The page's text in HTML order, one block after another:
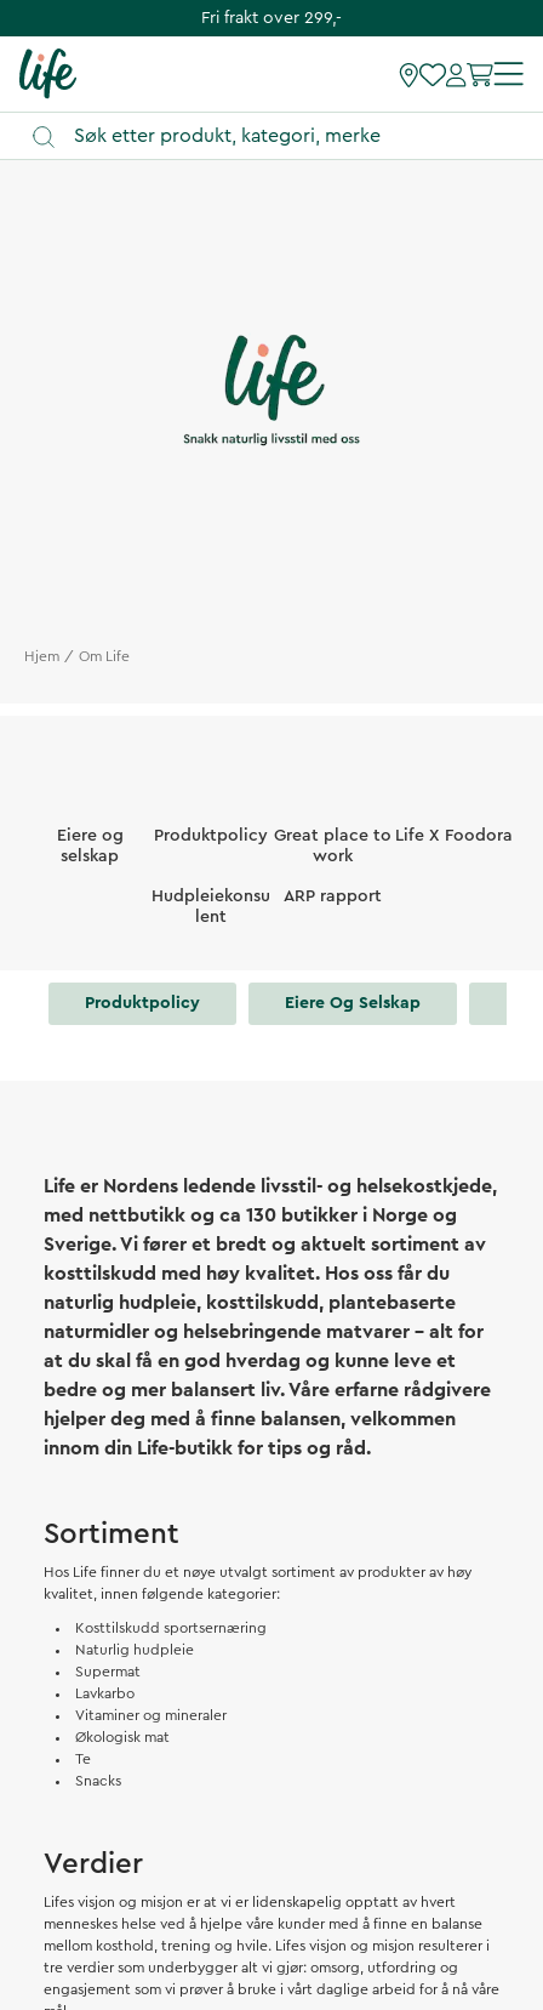
Fri frakt over 299,-
Hjem Om Life
Eiere og
selskap
Produktpolicy Great place to
work
Life X Foodora
Hudpleiekonsu
lent
ARP rapport
Produktpolicy Eiere Og Selskap
Life er Nordens ledende livsstil- og helsekostkjede,
med nettbutikk og ca 130 butikker i Norge og
Sverige. Vi fører et bredt og aktuelt sortiment av
kosttilskudd med høy kvalitet. Hos oss får du
naturlig hudpleie, kosttilskudd, plantebaserte
naturmidler og helsebringende matvarer – alt for
at du skal få en god hverdag og kunne leve et
bedre og mer balansert liv. Våre erfarne rådgivere
hjelper deg med å finne balansen, velkommen
innom din Life-butikk for tips og råd.
Sortiment
Hos Life finner du et nøye utvalgt sortiment av produkter av høy
kvalitet, innen følgende kategorier:
Kosttilskudd sportsernæring
Naturlig hudpleie
Supermat
Lavkarbo
Vitaminer og mineraler
Økologisk mat
Te
Snacks
Verdier
Lifes visjon og misjon er at vi er lidenskapelig opptatt av hvert
menneskes helse ved å hjelpe våre kunder med å finne en balanse
mellom kosthold, trening og hvile. Lifes visjon og misjon resulterer i
tre verdier som underbygger alt vi gjør: omsorg, utfordring og
engasjement som vi prøver å bruke i vårt daglige arbeid for å nå våre